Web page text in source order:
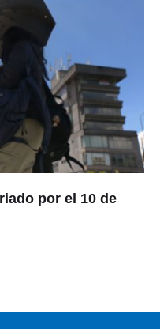
por el 10 de